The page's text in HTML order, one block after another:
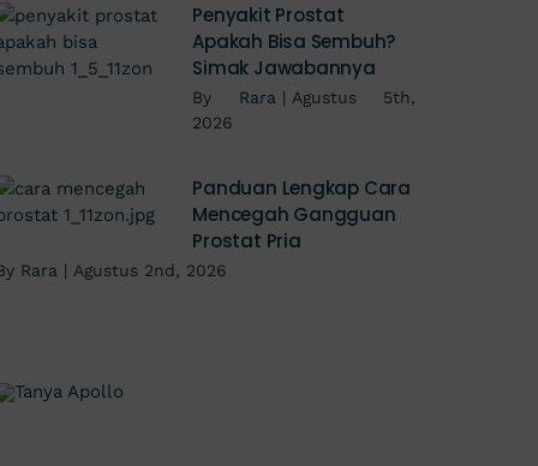
Penyakit Prostat
Apakah Bisa Sembuh?
Simak Jawabannya
By Rara | Agustus 5th,
2026
Panduan Lengkap Cara
Mencegah Gangguan
Prostat Pria
Rara | Agustus 2nd, 2026